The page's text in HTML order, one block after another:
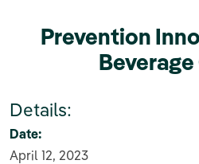
Prevention
Details:
Date:
April 12, 2023